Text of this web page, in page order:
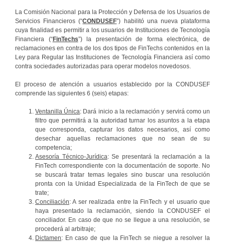
La Comisión Nacional para la Protección y Defensa de los Usuarios de
Servicios Financieros (“CONDUSEF”) habilitó una nueva plataforma
cuya finalidad es permitir a los usuarios de Instituciones de Tecnología
Financiera (“FinTechs”) la presentación de forma electrónica, de
reclamaciones en contra de los dos tipos de FinTechs contenidos en la
Ley para Regular las Instituciones de Tecnología Financiera así como
contra sociedades autorizadas para operar modelos novedosos.
El proceso de atención a usuarios establecido por la CONDUSEF
comprende las siguientes 6 (seis) etapas:
Ventanilla Única: Dará inicio a la reclamación y servirá como un
filtro que permitirá a la autoridad turnar los asuntos a la etapa
que corresponda, capturar los datos necesarios, así como
desechar aquellas reclamaciones que no sean de su
competencia;
Asesoría Técnico-Jurídica: Se presentará la reclamación a la
FinTech correspondiente con la documentación de soporte. No
se buscará tratar temas legales sino buscar una resolución
pronta con la Unidad Especializada de la FinTech de que se
trate;
Conciliación: A ser realizada entre la FinTech y el usuario que
haya presentado la reclamación, siendo la CONDUSEF el
conciliador. En caso de que no se llegue a una resolución, se
procederá al arbitraje;
Dictamen: En caso de que la FinTech se niegue a resolver la